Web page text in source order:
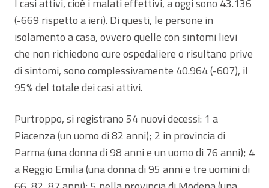
(-669 rispetto a ieri). Di questi, le persone in
isolamento a casa, ovvero quelle con sintomi lievi
che non richiedono cure ospedaliere o risultano prive
di sintomi, sono complessivamente 40.964 (-607), il
95% del totale dei casi attivi.
Purtroppo, si registrano 54 nuovi decessi: 1 a
Piacenza (un uomo di 82 anni); 2 in provincia di
Parma (una donna di 98 anni e un uomo di 76 anni); 4
a Reggio Emilia (una donna di 95 anni e tre uomini di